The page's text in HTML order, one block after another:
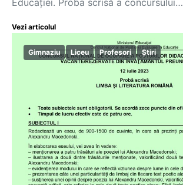
Educației. Proba scrisă a concursului…
Vezi articolul
Gimnaziu Liceu Profesori Știri